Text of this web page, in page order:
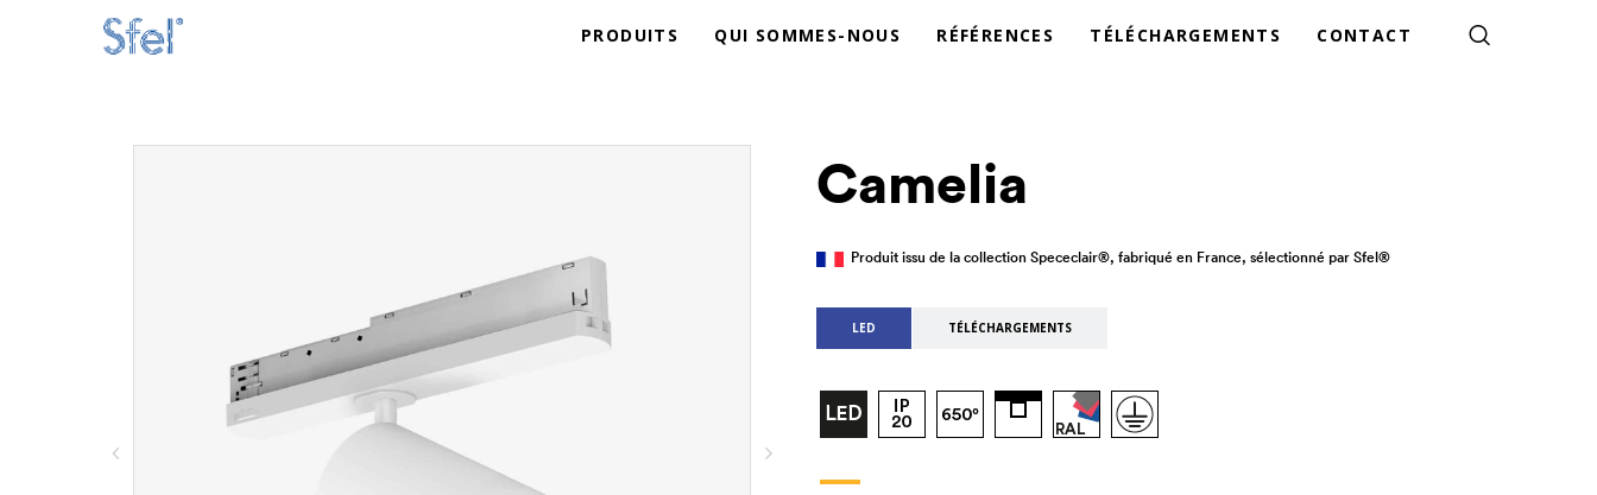
PRODUITS QUI SOMMES-NOUS RÉFÉRENCES TÉLÉCHARGEMENTS CONTACT
Camelia
Produit issu de la collection Spececlair®, fabriqué en France, sélectionné par Sfel®
LED TÉLÉCHARGEMENTS